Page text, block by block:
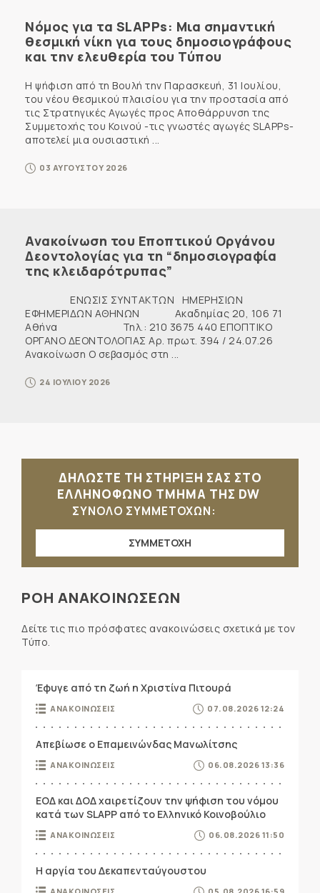
Νόμος για τα SLAPPs: Μια σημαντική
θεσμική νίκη για τους δημοσιογράφους
και την ελευθερία του Τύπου
Η ψήφιση από τη Βουλή την Παρασκευή, 31 Ιουλίου,
του νέου θεσμικού πλαισίου για την προστασία από
τις Στρατηγικές Αγωγές προς Αποθάρρυνση της
Συμμετοχής του Κοινού -τις γνωστές αγωγές SLAPPs-
αποτελεί μια ουσιαστική ...
03 ΑΥΓΟΥΣΤΟΥ 2026
Ανακοίνωση του Εποπτικού Οργάνου
Δεοντολογίας για τη “δημοσιογραφία
της κλειδαρότρυπας”
ΕΝΩΣΙΣ ΣΥΝΤΑΚΤΩΝ ΗΜΕΡΗΣΙΩΝ
ΕΦΗΜΕΡΙΔΩΝ ΑΘΗΝΩΝ Ακαδημίας 20, 106 71
Αθήνα Τηλ.: 210 3675 440 ΕΠΟΠΤΙΚΟ
ΟΡΓΑΝΟ ΔΕΟΝΤΟΛΟΓΙΑΣ Αρ. πρωτ. 394 / 24.07.26
Ανακοίνωση Ο σεβασμός στη ...
24 ΙΟΥΛΙΟΥ 2026
ΔΗΛΩΣΤΕ ΤΗ ΣΤΗΡΙΞΗ ΣΑΣ ΣΤΟ
ΕΛΛΗΝΟΦΩΝΟ ΤΜΗΜΑ ΤΗΣ DW
ΣΥΝΟΛΟ ΣΥΜΜΕΤΟΧΩΝ:
ΣΥΜΜΕΤΟΧΗ
ΡΟΗ ΑΝΑΚΟΙΝΩΣΕΩΝ
Δείτε τις πιο πρόσφατες ανακοινώσεις σχετικά με τον
Τύπο.
Έφυγε από τη ζωή η Χριστίνα Πιτουρά
ΑΝΑΚΟΙΝΩΣΕΙΣ 07.08.2026 12:24
Απεβίωσε ο Επαμεινώνδας Μανωλίτσης
ΑΝΑΚΟΙΝΩΣΕΙΣ 06.08.2026 13:36
ΕΟΔ και ΔΟΔ χαιρετίζουν την ψήφιση του νόμου
κατά των SLAPP από το Ελληνικό Κοινοβούλιο
ΑΝΑΚΟΙΝΩΣΕΙΣ 06.08.2026 11:50
Η αργία του Δεκαπενταύγουστου
ΑΝΑΚΟΙΝΩΣΕΙΣ 05.08.2026 16:59